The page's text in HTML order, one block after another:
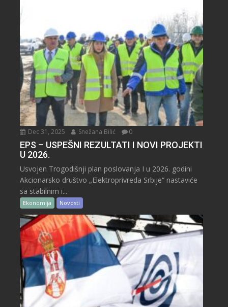
Dec 31, 2025 Snežana Bilić 0
EPS – USPEŠNI REZULTATI I NOVI PROJEKTI
U 2026.
Usvojen Trogodišnji plan poslovanja I u 2026. godini
Akcionarsko društvo „Elektroprivreda Srbije“ nastaviće
sa stabilnim i...
Ekonomija Novosti